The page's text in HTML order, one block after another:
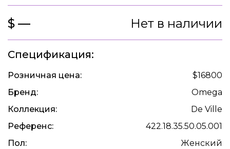
$ — Нет в наличии
Спецификация:
Розничная цена:
$16800
Бренд:
Omega
Коллекция:
De Ville
Референс:
422.18.35.50.05.001
Пол:
Женский